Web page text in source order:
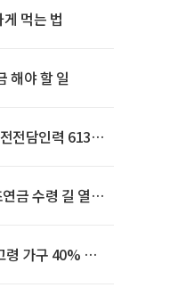
먹는 법
해야 할 일
전담인력 613명
금 수령 길 열린
령 가구 40% 노